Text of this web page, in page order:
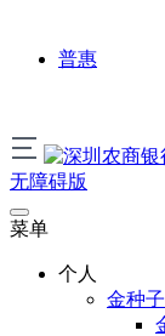
普惠
无障碍版
菜单
个人
金种